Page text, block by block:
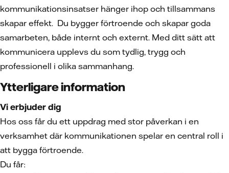
kommunikationsinsatser hänger ihop och tillsammans
skapar effekt. Du bygger förtroende och skapar goda
samarbeten, både internt och externt. Med ditt sätt att
kommunicera upplevs du som tydlig, trygg och
professionell i olika sammanhang.
Ytterligare information
Vi erbjuder dig
Hos oss får du ett uppdrag med stor påverkan i en
verksamhet där kommunikationen spelar en central roll i
att bygga förtroende.
Du får: